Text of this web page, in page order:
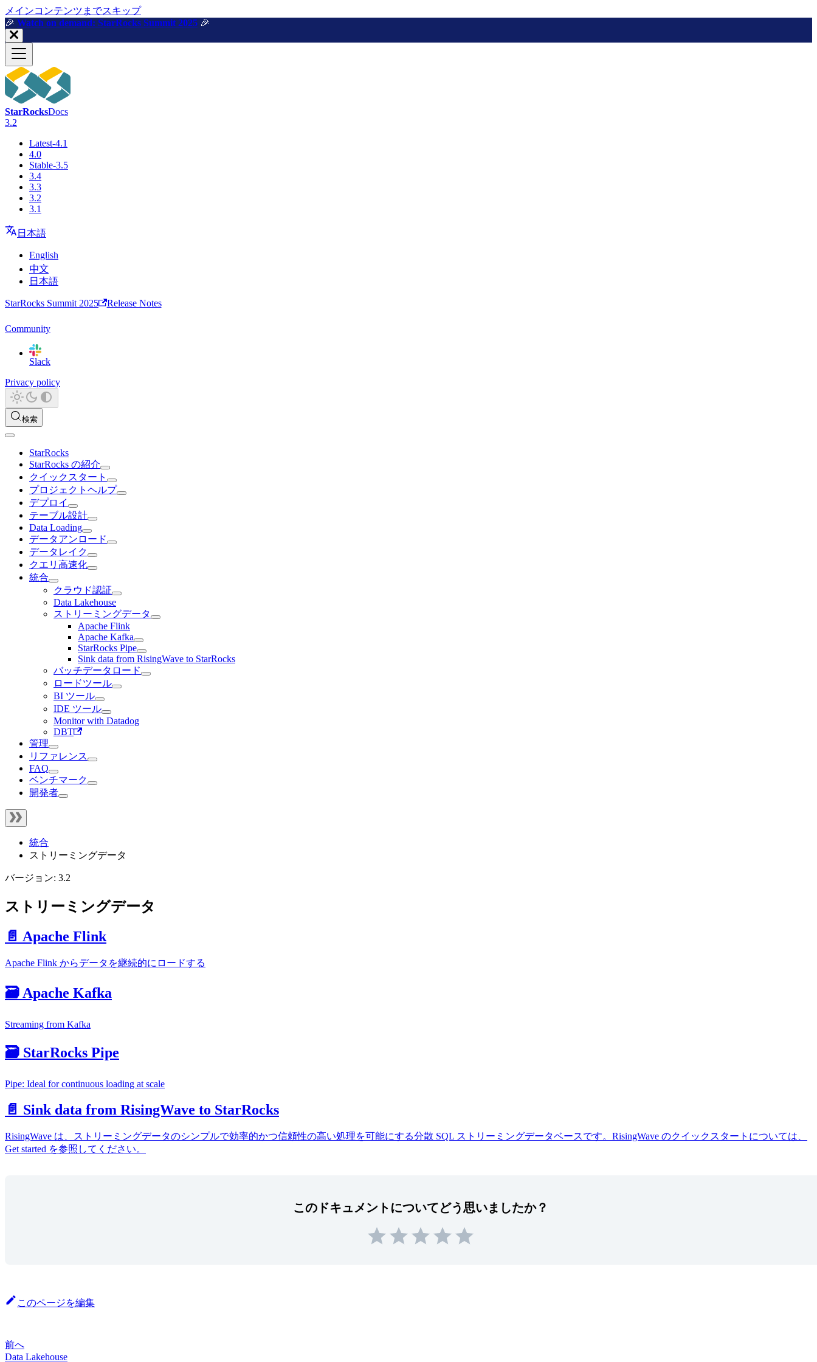
メインコンテンツまでスキップ
🎉️ Watch on demand: StarRocks Summit 2025 🎉️
StarRocksDocs
3.2
Latest-4.1
4.0
Stable-3.5
3.4
3.3
3.2
3.1
日本語
English
中文
日本語
StarRocks Summit 2025 Release Notes
Community
Slack
Privacy policy
検索
StarRocks
StarRocks の紹介
クイックスタート
プロジェクトヘルプ
デプロイ
テーブル設計
Data Loading
データアンロード
データレイク
クエリ高速化
統合
クラウド認証
Data Lakehouse
ストリーミングデータ
Apache Flink
Apache Kafka
StarRocks Pipe
Sink data from RisingWave to StarRocks
バッチデータロード
ロードツール
BI ツール
IDE ツール
Monitor with Datadog
DBT
管理
リファレンス
FAQ
ベンチマーク
開発者
統合
ストリーミングデータ
バージョン: 3.2
ストリーミングデータ
📄️ Apache Flink
Apache Flink からデータを継続的にロードする
🗃️ Apache Kafka
Streaming from Kafka
🗃️ StarRocks Pipe
Pipe: Ideal for continuous loading at scale
📄️ Sink data from RisingWave to StarRocks
RisingWave は、ストリーミングデータのシンプルで効率的かつ信頼性の高い処理を可能にする分散 SQL ストリーミングデータベースです。RisingWave のクイックスタートについては、
Get started を参照してください。
このドキュメントについてどう思いましたか？
このページを編集
前へ
Data Lakehouse